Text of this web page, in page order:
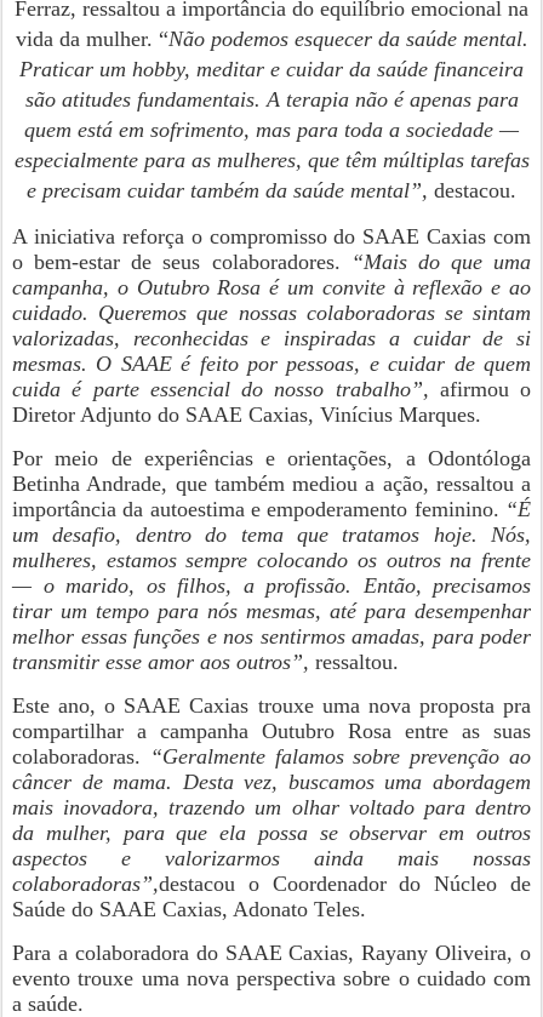
Ferraz, ressaltou a importância do equilíbrio emocional na
vida da mulher. “Não podemos esquecer da saúde mental.
Praticar um hobby, meditar e cuidar da saúde financeira
são atitudes fundamentais. A terapia não é apenas para
quem está em sofrimento, mas para toda a sociedade —
especialmente para as mulheres, que têm múltiplas tarefas
e precisam cuidar também da saúde mental”, destacou.
A iniciativa reforça o compromisso do SAAE Caxias com
o bem-estar de seus colaboradores. “Mais do que uma
campanha, o Outubro Rosa é um convite à reflexão e ao
cuidado. Queremos que nossas colaboradoras se sintam
valorizadas, reconhecidas e inspiradas a cuidar de si
mesmas. O SAAE é feito por pessoas, e cuidar de quem
cuida é parte essencial do nosso trabalho”, afirmou o
Diretor Adjunto do SAAE Caxias, Vinícius Marques.
Por meio de experiências e orientações, a Odontóloga
Betinha Andrade, que também mediou a ação, ressaltou a
importância da autoestima e empoderamento feminino. “É
um desafio, dentro do tema que tratamos hoje. Nós,
mulheres, estamos sempre colocando os outros na frente
— o marido, os filhos, a profissão. Então, precisamos
tirar um tempo para nós mesmas, até para desempenhar
melhor essas funções e nos sentirmos amadas, para poder
transmitir esse amor aos outros”, ressaltou.
Este ano, o SAAE Caxias trouxe uma nova proposta pra
compartilhar a campanha Outubro Rosa entre as suas
colaboradoras. “Geralmente falamos sobre prevenção ao
câncer de mama. Desta vez, buscamos uma abordagem
mais inovadora, trazendo um olhar voltado para dentro
da mulher, para que ela possa se observar em outros
aspectos e valorizarmos ainda mais nossas
colaboradoras”,destacou o Coordenador do Núcleo de
Saúde do SAAE Caxias, Adonato Teles.
Para a colaboradora do SAAE Caxias, Rayany Oliveira, o
evento trouxe uma nova perspectiva sobre o cuidado com
a saúde.